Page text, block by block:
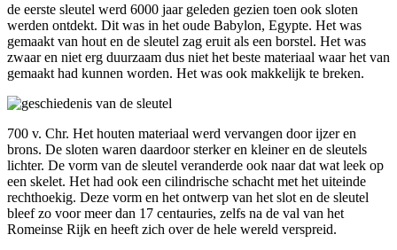
de eerste sleutel werd 6000 jaar geleden gezien toen ook sloten
werden ontdekt. Dit was in het oude Babylon, Egypte. Het was
gemaakt van hout en de sleutel zag eruit als een borstel. Het was
zwaar en niet erg duurzaam dus niet het beste materiaal waar het van
gemaakt had kunnen worden. Het was ook makkelijk te breken.
700 v. Chr. Het houten materiaal werd vervangen door ijzer en
brons. De sloten waren daardoor sterker en kleiner en de sleutels
lichter. De vorm van de sleutel veranderde ook naar dat wat leek op
een skelet. Het had ook een cilindrische schacht met het uiteinde
rechthoekig. Deze vorm en het ontwerp van het slot en de sleutel
bleef zo voor meer dan 17 centauries, zelfs na de val van het
Romeinse Rijk en heeft zich over de hele wereld verspreid.